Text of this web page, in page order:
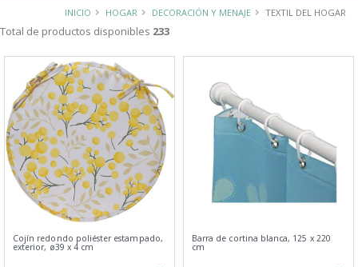
INICIO HOGAR DECORACIÓN Y MENAJE TEXTIL DEL HOGAR
Total de productos disponibles 233
Cojín redondo poliéster estampado,
exterior, ø39 x 4 cm
Barra de cortina blanca, 125 x 220
cm